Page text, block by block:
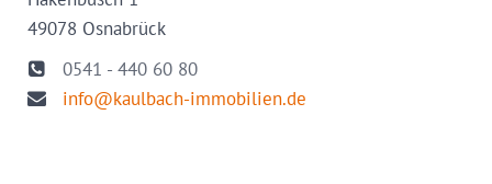
49078 Osnabrück
0541 - 440 60 80
info@kaulbach-immobilien.de